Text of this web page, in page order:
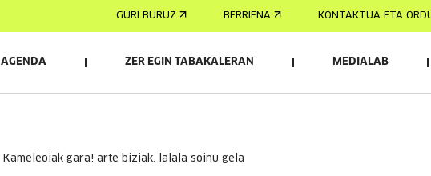
GURI BURUZ BERRIENA KONTAKTUA ETA
AGENDA ZER EGIN TABAKALERAN MEDIALAB
kameleoiak gara! arte biziak. lalala soinu gela